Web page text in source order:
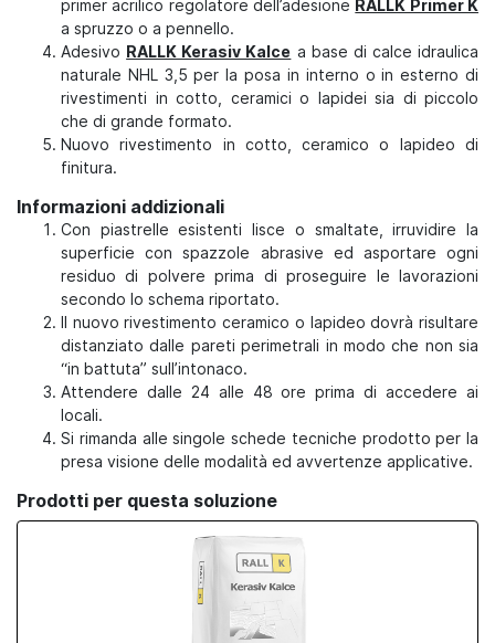
primer acrilico regolatore dell’adesione RALLK Primer K
a spruzzo o a pennello.
Adesivo RALLK Kerasiv Kalce a base di calce idraulica
naturale NHL 3,5 per la posa in interno o in esterno di
rivestimenti in cotto, ceramici o lapidei sia di piccolo
che di grande formato.
Nuovo rivestimento in cotto, ceramico o lapideo di
finitura.
Informazioni addizionali
Con piastrelle esistenti lisce o smaltate, irruvidire la
superficie con spazzole abrasive ed asportare ogni
residuo di polvere prima di proseguire le lavorazioni
secondo lo schema riportato.
Il nuovo rivestimento ceramico o lapideo dovrà risultare
distanziato dalle pareti perimetrali in modo che non sia
“in battuta” sull’intonaco.
Attendere dalle 24 alle 48 ore prima di accedere ai
locali.
Si rimanda alle singole schede tecniche prodotto per la
presa visione delle modalità ed avvertenze applicative.
Prodotti per questa soluzione